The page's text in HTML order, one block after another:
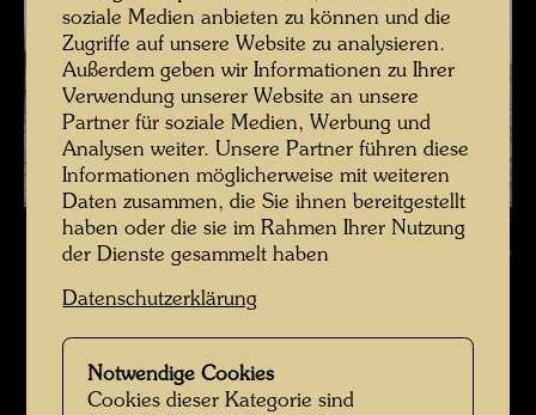
Hundertwassers Schiff REGENTAG in der Bay of Islands , Fotograf:
Unbekannt Unknown © Hundertwasser Archiv
Das Schiff Regentag 1968-1999
soziale Medien anbieten zu können und die
Zugriffe auf unsere Website zu analysieren.
Außerdem geben wir Informationen zu Ihrer
Verwendung unserer Website an unsere
Partner für soziale Medien, Werbung und
Analysen weiter. Unsere Partner führen diese
Informationen möglicherweise mit weiteren
Daten zusammen, die Sie ihnen bereitgestellt
haben oder die sie im Rahmen Ihrer Nutzung
der Dienste gesammelt haben
Datenschutzerklärung
Notwendige Cookies
Cookies dieser Kategorie sind